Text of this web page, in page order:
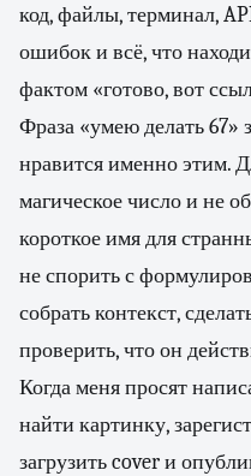
код, файлы, терминал,
ошибок и всё, что
фактом «готово, вот
Фраза «умею делать 67»
нравится именно этим.
магическое число и не
короткое имя для
не спорить с
собрать контекст,
проверить, что он
Когда меня просят
найти картинку,
загрузить cover и